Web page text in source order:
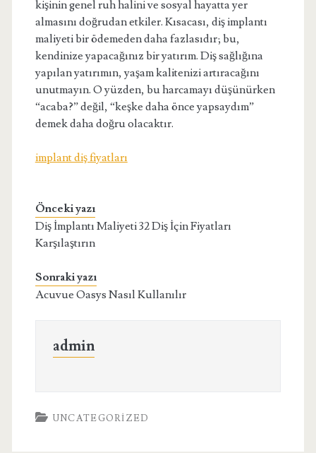
kişinin genel ruh halini ve sosyal hayatta yer
almasını doğrudan etkiler. Kısacası, diş implantı
maliyeti bir ödemeden daha fazlasıdır; bu,
kendinize yapacağınız bir yatırım. Diş sağlığına
yapılan yatırımın, yaşam kalitenizi artıracağını
unutmayın. O yüzden, bu harcamayı düşünürken
“acaba?” değil, “keşke daha önce yapsaydım”
demek daha doğru olacaktır.
implant diş fiyatları
Önceki yazı
Diş İmplantı Maliyeti 32 Diş İçin Fiyatları
Karşılaştırın
Sonraki yazı
Acuvue Oasys Nasıl Kullanılır
admin
UNCATEGORIZED